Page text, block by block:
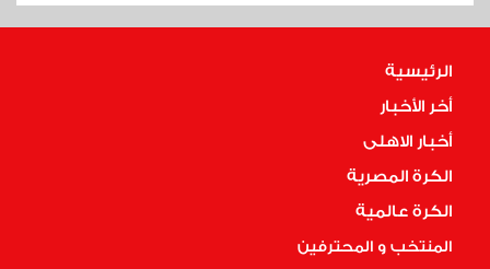
الرئيسية
أخر الأخبار
أخبار الاهلى
الكرة المصرية
الكرة عالمية
المنتخب و المحترفين